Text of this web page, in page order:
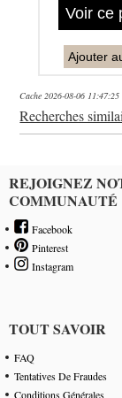
Voir ce
Ajouter
Cache 2026-08-06 11:47:25
Recherches
REJOIGNEZ
COMMUNAUTÉ
Facebook
Pinterest
Instagram
TOUT SAVOIR
FAQ
Tentatives De Fraudes
Conditions Générales